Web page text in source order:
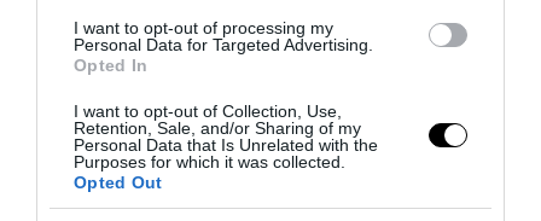
I want to opt-out of processing my
Personal Data for Targeted Advertising.
Opted In
I want to opt-out of Collection, Use,
Retention, Sale, and/or Sharing of my
Personal Data that Is Unrelated with the
Purposes for which it was collected.
Opted Out